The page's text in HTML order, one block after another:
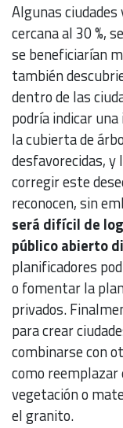
Algunas
cercana al 30 %,
se beneficiarían
también
dentro de las
podría indicar
la cubierta de
desfavorecidas,
corregir este
reconocen, sin
será difícil de
público abierto
planificadores
o fomentar la
privados.
para crear
combinarse con
como
vegetación o
el granito.